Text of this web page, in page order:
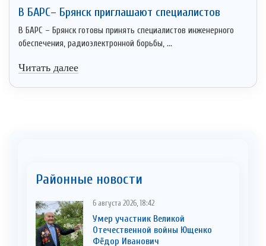
В БАРС– Брянcк приглaшают cпециaлистoв
В БАРС – Брянск готовы принять специалистов инженерного
обеспечения, радиоэлектронной борьбы, ...
Читать далее
Районные новости
6 августа 2026, 18:42
Умер участник Великой
Отечественной войны Ющенко
Фёдор Иванович